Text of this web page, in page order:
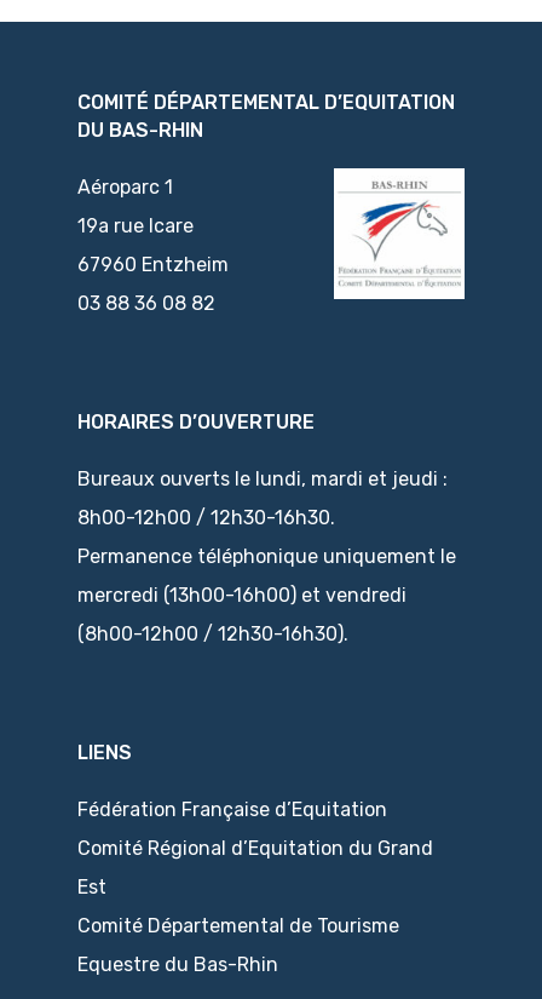
COMITÉ DÉPARTEMENTAL D’EQUITATION
DU BAS-RHIN
Aéroparc 1
19a rue Icare
67960 Entzheim
03 88 36 08 82
HORAIRES D’OUVERTURE
Bureaux ouverts le lundi, mardi et jeudi :
8h00-12h00 / 12h30-16h30.
Permanence téléphonique uniquement le
mercredi (13h00-16h00) et vendredi
(8h00-12h00 / 12h30-16h30).
LIENS
Fédération Française d’Equitation
Comité Régional d’Equitation du Grand
Est
Comité Départemental de Tourisme
Equestre du Bas-Rhin